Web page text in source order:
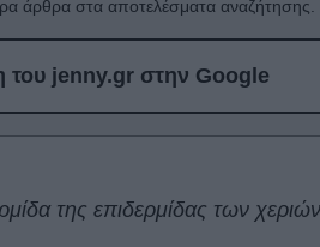
άρθρα στα αποτελέσματα αναζήτησης.
του jenny.gr στην Google
της επιδερμίδας των χεριών